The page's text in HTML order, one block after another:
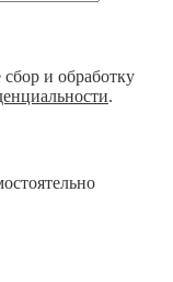
и обработку
.